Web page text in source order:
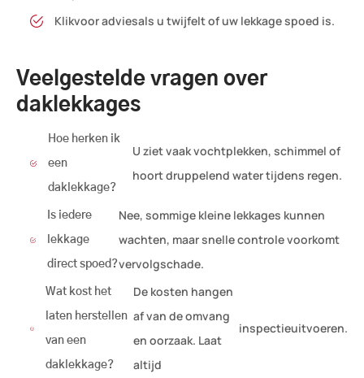
Klikvoor adviesals u twijfelt of uw lekkage spoed is.
Veelgestelde vragen over
daklekkages
Hoe herken ik
een
daklekkage?
U ziet vaak vochtplekken, schimmel of
hoort druppelend water tijdens regen.
Is iedere
lekkage
direct spoed?
Nee, sommige kleine lekkages kunnen
wachten, maar snelle controle voorkomt
vervolgschade.
Wat kost het
laten herstellen
van een
daklekkage?
De kosten hangen
af van de omvang
en oorzaak. Laat
altijd
inspectieuitvoeren.